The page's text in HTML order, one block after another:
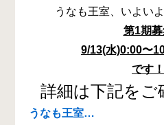
うなも王室、いよい
第1期
9/13(水)0:00〜
です！
詳細は下記をご
うなも王室…